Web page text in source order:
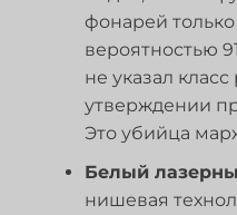
фонарей
вероятностью
не указал
утверждении
Это убийца
Белый
нишевая